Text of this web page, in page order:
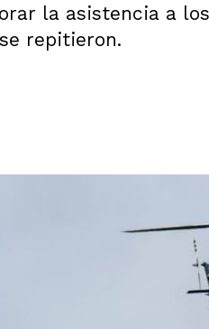
la asistencia a
repitieron.